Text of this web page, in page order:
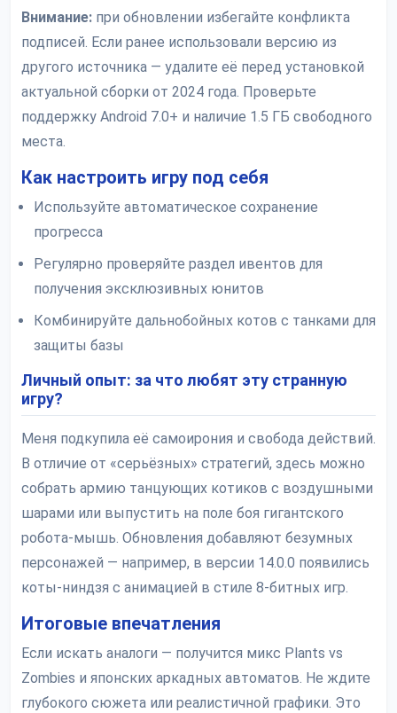
Внимание: при обновлении избегайте конфликта
подписей. Если ранее использовали версию из
другого источника — удалите её перед установкой
актуальной сборки от 2024 года. Проверьте
поддержку Android 7.0+ и наличие 1.5 ГБ свободного
места.
Как настроить игру под себя
Используйте автоматическое сохранение
прогресса
Регулярно проверяйте раздел ивентов для
получения эксклюзивных юнитов
Комбинируйте дальнобойных котов с танками для
защиты базы
Личный опыт: за что любят эту странную
игру?
Меня подкупила её самоирония и свобода действий.
В отличие от «серьёзных» стратегий, здесь можно
собрать армию танцующих котиков с воздушными
шарами или выпустить на поле боя гигантского
робота-мышь. Обновления добавляют безумных
персонажей — например, в версии 14.0.0 появились
коты-ниндзя с анимацией в стиле 8-битных игр.
Итоговые впечатления
Если искать аналоги — получится микс Plants vs
Zombies и японских аркадных автоматов. Не ждите
глубокого сюжета или реалистичной графики. Это